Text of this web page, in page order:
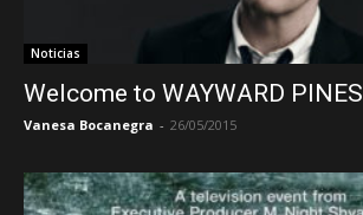
Noticias
Welcome to WAYWARD PINES
Vanesa Bocanegra - 26/05/2015